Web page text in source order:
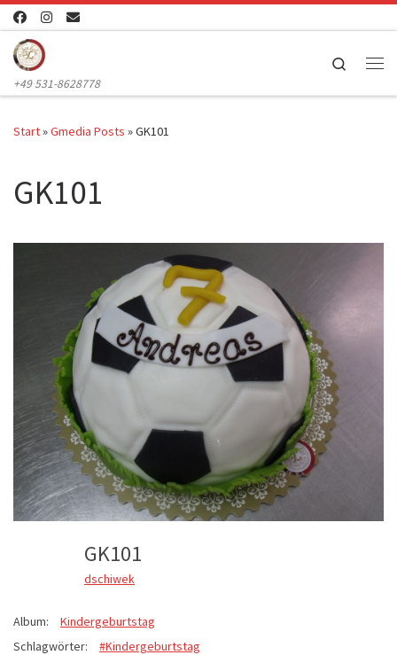
Zum Inhalt springen
+49 531-8628778
Search
Start»Gmedia Posts »GK101
GK101
GK101
dschiwek
Album:
Kindergeburtstag
Schlagwörter:
#Kindergeburtstag